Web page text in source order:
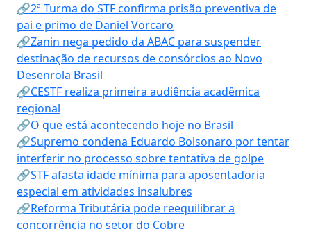
🔗2ª Turma do STF confirma prisão preventiva de
pai e primo de Daniel Vorcaro
🔗Zanin nega pedido da ABAC para suspender
destinação de recursos de consórcios ao Novo
Desenrola Brasil
🔗CESTF realiza primeira audiência acadêmica
regional
🔗O que está acontecendo hoje no Brasil
🔗Supremo condena Eduardo Bolsonaro por tentar
interferir no processo sobre tentativa de golpe
🔗STF afasta idade mínima para aposentadoria
especial em atividades insalubres
🔗Reforma Tributária pode reequilibrar a
concorrência no setor do Cobre